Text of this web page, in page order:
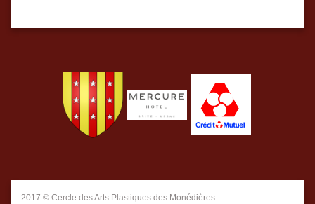
2017 © Cercle des Arts Plastiques des Monédières